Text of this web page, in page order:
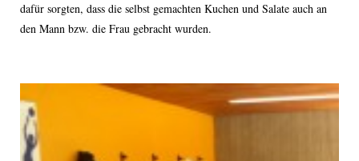
dafür sorgten, dass die selbst gemachten Kuchen und Salate auch an
den Mann bzw. die Frau gebracht wurden.